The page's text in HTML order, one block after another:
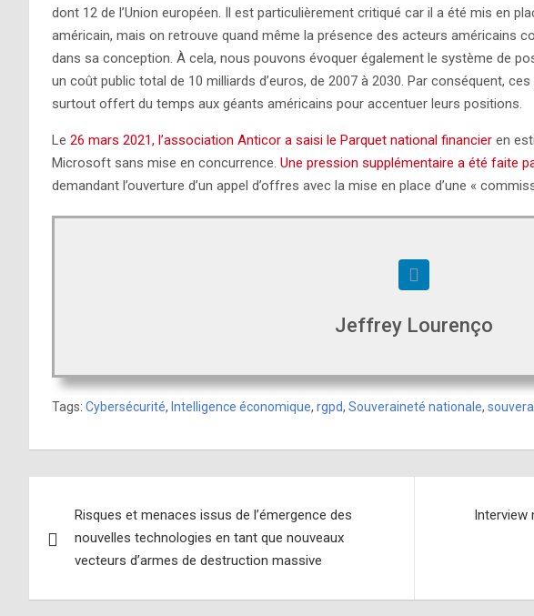
dont 12 de l’Union européen. Il est particulièrement critiqué car il a été mis en
américain, mais on retrouve quand même la présence des acteurs américains
dans sa conception. À cela, nous pouvons évoquer également le système de
un coût public total de 10 milliards d’euros, de 2007 à 2030. Par conséquent,
surtout offert du temps aux géants américains pour accentuer leurs positions.
Le 26 mars 2021, l’association Anticor a saisi le Parquet national financier en
Microsoft sans mise en concurrence. Une pression supplémentaire a été faite
demandant l’ouverture d’un appel d’offres avec la mise en place d’une «
Jeffrey Lourenço
Tags: Cybersécurité, Intelligence économique, rgpd, Souveraineté nationale,
de
l’article
Risques et menaces issus de l’émergence des
nouvelles technologies en tant que nouveaux
vecteurs d’armes de destruction massive
Interview